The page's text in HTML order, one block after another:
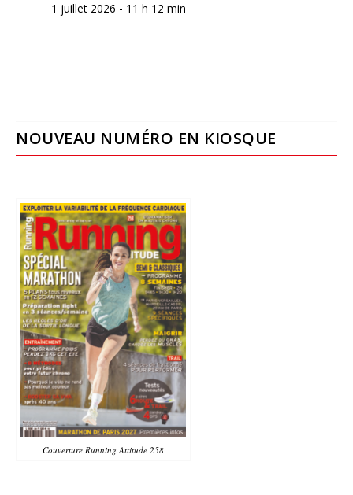
1 juillet 2026 - 11 h 12 min
NOUVEAU NUMÉRO EN KIOSQUE
Couverture Running Attitude 258